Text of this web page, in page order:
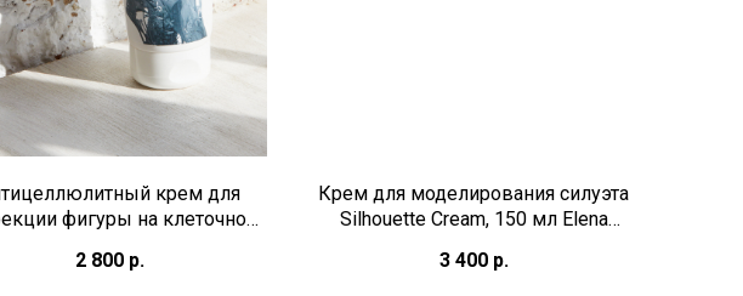
крем для
фигуры на клеточном
cellulite cream EVASION
2 800 р.
Крем для моделирования силуэта
Silhouette Cream, 150 мл Elena
3 400 р.